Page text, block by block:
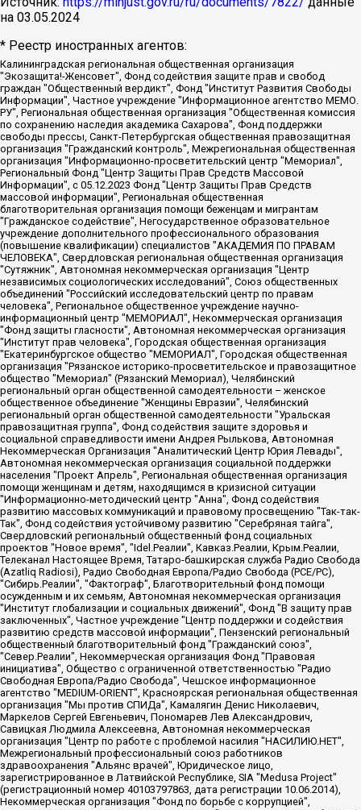
на 03.05.2024
* Реестр иностранных агентов:
Калининградская региональная общественная организация "Экозащита!-Женсовет", Фонд содействия защите прав и свобод граждан "Общественный вердикт", Фонд "Институт Развития Свободы Информации", Частное учреждение "Информационное агентство МЕМО. РУ", Региональная общественная организация "Общественная комиссия по сохранению наследия академика Сахарова", Фонд поддержки свободы прессы, Санкт-Петербургская общественная правозащитная организация "Гражданский контроль", Межрегиональная общественная организация "Информационно-просветительский центр "Мемориал", Региональный Фонд "Центр Защиты Прав Средств Массовой Информации", с 05.12.2023 Фонд "Центр Защиты Прав Средств массовой информации", Региональная общественная благотворительная организация помощи беженцам и мигрантам "Гражданское содействие", Негосударственное образовательное учреждение дополнительного профессионального образования (повышение квалификации) специалистов "АКАДЕМИЯ ПО ПРАВАМ ЧЕЛОВЕКА", Свердловская региональная общественная организация "Сутяжник", Автономная некоммерческая организация "Центр независимых социологических исследований", Союз общественных объединений "Российский исследовательский центр по правам человека", Региональное общественное учреждение научно-информационный центр "МЕМОРИАЛ", Некоммерческая организация "Фонд защиты гласности", Автономная некоммерческая организация "Институт прав человека", Городская общественная организация "Екатеринбургское общество "МЕМОРИАЛ", Городская общественная организация "Рязанское историко-просветительское и правозащитное общество "Мемориал" (Рязанский Мемориал), Челябинский региональный орган общественной самодеятельности – женское общественное объединение "Женщины Евразии", Челябинский региональный орган общественной самодеятельности "Уральская правозащитная группа", Фонд содействия защите здоровья и социальной справедливости имени Андрея Рылькова, Автономная Некоммерческая Организация "Аналитический Центр Юрия Левады", Автономная некоммерческая организация социальной поддержки населения "Проект Апрель", Региональная общественная организация помощи женщинам и детям, находящимся в кризисной ситуации "Информационно-методический центр "Анна", Фонд содействия развитию массовых коммуникаций и правовому просвещению "Так-так-Так", Фонд содействия устойчивому развитию "Серебряная тайга", Свердловский региональный общественный фонд социальных проектов "Новое время", "Idel.Реалии", Кавказ.Реалии, Крым.Реалии, Телеканал Настоящее Время, Татаро-башкирская служба Радио Свобода (Azatliq Radiosi), Радио Свободная Европа/Радио Свобода (PCE/PC), "Сибирь.Реалии", "Фактограф", Благотворительный фонд помощи осужденным и их семьям, Автономная некоммерческая организация "Институт глобализации и социальных движений", Фонд "В защиту прав заключенных", Частное учреждение "Центр поддержки и содействия развитию средств массовой информации", Пензенский региональный общественный благотворительный фонд "Гражданский союз", "Север.Реалии", Некоммерческая организация Фонд "Правовая инициатива", Общество с ограниченной ответственностью "Радио Свободная Европа/Радио Свобода", Чешское информационное агентство "MEDIUM-ORIENT", Красноярская региональная общественная организация "Мы против СПИДа", Камалягин Денис Николаевич, Маркелов Сергей Евгеньевич, Пономарев Лев Александрович, Савицкая Людмила Алексеевна, Автономная некоммерческая организация "Центр по работе с проблемой насилия "НАСИЛИЮ.НЕТ", Межрегиональный профессиональный союз работников здравоохранения "Альянс врачей", Юридическое лицо, зарегистрированное в Латвийской Республике, SIA "Medusa Project" (регистрационный номер 40103797863, дата регистрации 10.06.2014), Некоммерческая организация "Фонд по борьбе с коррупцией", Автономная некоммерческая организация "Институт права и публичной политики", Баданин Роман Сергеевич, Гликин Максим Александрович, Железнова Мария Михайловна, Лукьянова Юлия Сергеевна, Маетная Елизавета Витальевна, Маняхин Петр Борисович, Чуракова Ольга Владимировна, Ярош Юлия Петровна, Юридическое лицо "The Insider SIA", зарегистрированное в Риге, Латвийская Республика (дата регистрации 26.06.2015), являющееся администратором доменного имени интернет-издания "The Insider SIA", https://theins.ru, Постернак Алексей Евгеньевич, Рубин Михаил Аркадьевич, Анин Роман Александрович, Юридическое лицо Istories fonds, зарегистрированное в Латвийской Республике (регистрационный номер 50008295751, дата регистрации 24.02.2020), Великовский Дмитрий Александрович, Долинина Ирина Николаевна, Мароховская Алеся Алексеевна, Шлейнов Роман Юрьевич, Шмагун Олеся Валентиновна, Общество с ограниченной ответственностью "Альтаир 2021", Общество с ограниченной ответственностью "Вега 2021", Общество с ограниченной ответственностью "Главный редактор 2021", Общество с ограниченной ответственностью "Ромашки монолит", Важенков Артем Валерьевич, Ивановская областная общественная организация "Центр гендерных исследований", Гурман Юрий Альбертович, Медиапроект "ОВД-Инфо", Егоров Владимир Владимирович, Жилинский Владимир Александрович, Общество с ограниченной ответственностью "ЗП", Иванова София Юрьевна, Карезина Инна Павловна, Кильтау Екатерина Викторовна, Петров Алексей Викторович, Пискунов Сергей Евгеньевич, Смирнов Сергей Сергеевич, Тихонов Михаил Сергеевич, Общество с ограниченной ответственностью "ЖУРНАЛИСТ-ИНОСТРАННЫЙ АГЕНТ", Арапова Галина Юрьевна, Вольтская Татьяна Анатольевна, Американская компания "Mason G.E.S. Anonymous Foundation" (США), являющаяся владельцем интернет-издания https://mnews.world/, Компания "Stichting Bellingcat", зарегистрированная в Нидерландах (дата регистрации 11.07.2018), Захаров Андрей Вячеславович, Клепиковская Екатерина Дмитриевна, Общество с ограниченной ответственностью "МЕМО", Перл Роман Александрович, Симонов Евгений Алексеевич, Соловьева Елена Анатольевна, Сотников Даниил Владимирович, Сурначева Елизавета Дмитриевна, Автономная некоммерческая организация по защите прав человека и информированию населения "Якутия – Наше Мнение", Общество с ограниченной ответственностью "Москоу диджитал медиа", с 26.01.2023 Общество с ограниченной ответственностью "Чайка Белые сады", Ветошкина Валерия Валерьевна, Заговора Максим Александрович, Межрегиональное общественное движение "Российская ЛГБТ - сеть", Оленичев Максим Владимирович, Павлов Иван Юрьевич, Скворцова Елена Сергеевна, Общество с ограниченной ответственностью "Как бы инагент", Кочетков Игорь Викторович, Общество с ограниченной ответственностью "Честные выборы", Еланчик Олег Александрович, Общество с ограниченной ответственностью "Нобелевский призыв", Гималова Регина Эмилевна, Григорьев Андрей Валерьевич, Григорьева Алина Александровна, Ассоциация по содействию защите прав призывников, альтернативнослужащих и военнослужащих "Правозащитная группа "Гражданин.Армия.Право", Хисамова Регина Фаритовна, Автономная некоммерческая организация по реализации социально-правовых программ "Лилит", Дальневосточное общественное движение "Маяк", Санкт-Петербургская ЛГБТ-инициативная группа "Выход", Инициативная группа ЛГБТ+ "Реверс", Алексеев Андрей Викторович, Бекбулатова Таисия Львовна, Беляев Иван Михайлович, Владыкина Елена Сергеевна, Гельман Марат Александрович, Никульшина Вероника Юрьевна, Толоконникова Надежда Андреевна, Шендерович Виктор Анатольевич, Общество с ограниченной ответственностью "Данное сообщение", Общество с ограниченной ответственностью Издательский дом "Новая глава", Айнбиндер Александра Александровна, Московский комьюнити-центр для ЛГБТ+инициатив, Благотворительный фонд развития филантропии, Deutsche Welle (Германия, Kurt-Schumacher-Strasse 3, 53113 Bonn), Борзунова Мария Михайловна, Воробьев Виктор Викторович, Голубева Анна Львовна, Константинова Алла Михайловна, Малкова Ирина Владимировна, Мурадов Мурад Абдулгалимович, Осетинская Елизавета Николаевна, Понасенков Евгений Николаевич, Ганапольский Матвей Юрьевич, Киселев Евгений Алексеевич, Борухович Ирина Григорьевна, Дремин Иван Тимофеевич, Дубровский Дмитрий Викторович, Красноярская региональная общественная организация поддержки и развития альтернативных образовательных технологий и межкультурных коммуникаций "ИНТЕРРА", Маяковская Екатерина Алексеевна, Фейгин Марк Захарович, Филимонов Андрей Викторович, Дзугкоева Регина Николаевна, Доброхотов Роман Александрович, Дудь Юрий Александрович, Елкин Сергей Владимирович, Кругликов Кирилл Игоревич, Сабунаева Мария Леонидовна, Семенов Алексей Владимирович, Шаинян Карен Багратович, Шульман Екатерина Михайловна, Асафьев Артур Валерьевич, Вахштайн Виктор Семенович, Венедиктов Алексей Алексеевич, Лушникова Екатерина Евгеньевна, Волков Леонид Михайлович, Невзоров Александр Глебович, Пархоменко Сергей Борисович, Сироткин Ярослав Николаевич, Кара-Мурза Владимир Владимирович, Баранова Наталья Владимировна, Гозман Леонид Яковлевич, Кагарлицкий Борис Юльевич, Климарев Михаил Валерьевич, Милов Владимир Станиславович, Автономная некоммерческая организация Краснодарский центр современного искусства "Типография", Моргенштерн Алишер Тагирович, Соболь Любовь Эдуардовна, Общество с ограниченной ответственностью "ЛИЗА НОРМ", Каспаров Гарри Кимович, Ходорковский Михаил Борисович, Общество с ограниченной ответственностью "Апрельские тезисы", Данилович Ирина Брониславовна, Кашин Олег Владимирович, Петров Николай Владимирович, Пивоваров Алексей Владимирович, Соколов Михаил Владимирович, Цветкова Юлия Владимировна, Чичваркин Евгений Александрович, Комитет против пыток/Команда против пыток, Общество с ограниченной ответственностью "Первый научный", Общество с ограниченной ответственностью "Вертолет и ко", Белоцерковская Вероника Борисовна, Кац Максим Евгеньевич, Лазарева Татьяна Юрьевна, Шаведдинов Руслан Табризович, Яшин Илья Валерьевич, Общество с ограниченной ответственностью "Иноагент ААВ", Алешковский Дмитрий Петрович, Альбац Евгения Марковна, Быков Дмитрий Львович, Галямина Юлия Евгеньевна, Лойко Сергей Леонидович, Мартынов Кирилл Константинович, Медведев Сергей Александрович, Крашенинников Федор Геннадиевич, Гордеева Катерина Вл